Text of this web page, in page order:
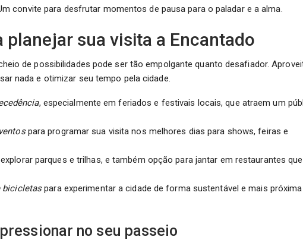
convite para desfrutar momentos de pausa para o paladar e a alma.
planejar sua visita a Encantado
de possibilidades pode ser tão empolgante quanto desafiador.
nada e otimizar seu tempo pela cidade.
, especialmente em feriados e festivais locais, que atraem um
para programar sua visita nos melhores dias para shows, feiras e
parques e trilhas, e também opção para jantar em restaurantes que
bicicletaspara experimentar a cidade de forma sustentável e mais
no seu passeio